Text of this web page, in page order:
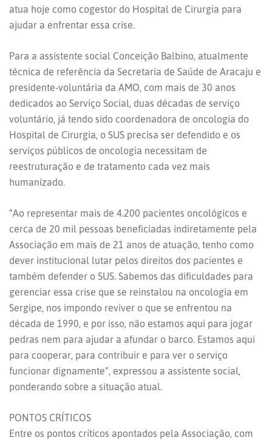
atua hoje como cogestor do Hospital de Cirurgia para
ajudar a enfrentar essa crise.
Para a assistente social Conceição Balbino, atualmente
técnica de referência da Secretaria de Saúde de Aracaju e
presidente-voluntária da AMO, com mais de 30 anos
dedicados ao Serviço Social, duas décadas de serviço
voluntário, já tendo sido coordenadora de oncologia do
Hospital de Cirurgia, o SUS precisa ser defendido e os
serviços públicos de oncologia necessitam de
reestruturação e de tratamento cada vez mais
humanizado.
“Ao representar mais de 4.200 pacientes oncológicos e
cerca de 20 mil pessoas beneficiadas indiretamente pela
Associação em mais de 21 anos de atuação, tenho como
dever institucional lutar pelos direitos dos pacientes e
também defender o SUS. Sabemos das dificuldades para
gerenciar essa crise que se reinstalou na oncologia em
Sergipe, nos impondo reviver o que se enfrentou na
década de 1990, e por isso, não estamos aqui para jogar
pedras nem para ajudar a afundar o barco. Estamos aqui
para cooperar, para contribuir e para ver o serviço
funcionar dignamente”, expressou a assistente social,
ponderando sobre a situação atual.
PONTOS CRÍTICOS
Entre os pontos críticos apontados pela Associação, com